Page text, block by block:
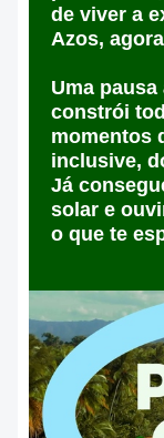
de viver a
Azos,
Uma
constrói
momentos
inclusive,
Já
solar e
o que te